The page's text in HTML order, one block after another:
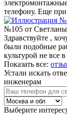
телефону. Еще при
№105 от
Здравствуйте ,
были подобные
культурой не все
Показать все:
Устали искать
инженерам
Выберите